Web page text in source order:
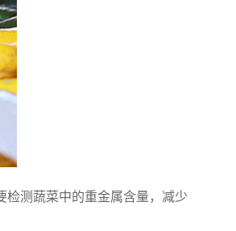
测蔬菜中的重金属含量，减少